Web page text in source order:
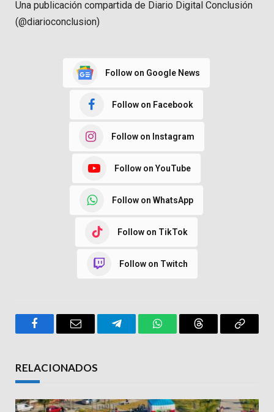
Una publicación compartida de Diario Digital Conclusión
(@diarioconclusion)
Follow on Google News
Follow on Facebook
Follow on Instagram
Follow on YouTube
Follow on WhatsApp
Follow on TikTok
Follow on Twitch
FacebookEmail TelegramWhatsAppThreads Copy
RELACIONADOS